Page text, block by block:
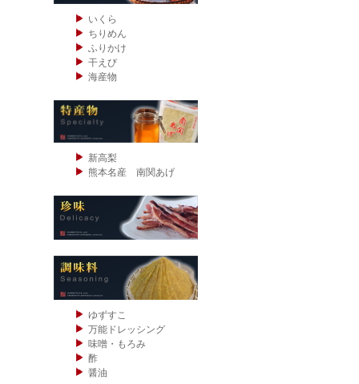
いくら
ちりめん
ふりかけ
干えび
海産物
新高梨
熊本名産 南関あげ
ゆずすこ
万能ドレッシング
味噌・もろみ
酢
醤油